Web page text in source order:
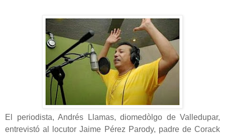
El periodista, Andrés Llamas, diomedòlgo de Valledupar,
entrevistó al locutor Jaime Pérez Parody, padre de Corack